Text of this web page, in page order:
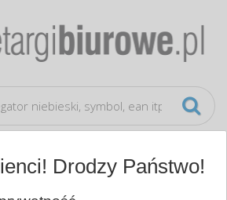
biura Zegary
Drodzy Państwo!